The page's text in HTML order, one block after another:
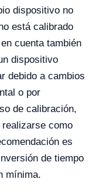
dispositivo no
está calibrado
cuenta también
dispositivo
debido a cambios
o por
de calibración,
como
es
de tiempo
mínima.